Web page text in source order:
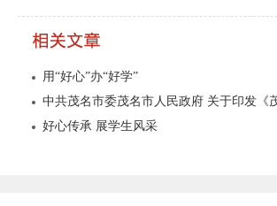
用“好心”办“好学”
好心传承 展学生风采